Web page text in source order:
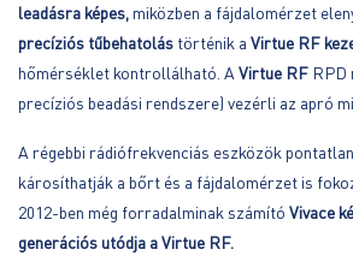
leadásra képes, miközben a fájdalomérzet
precíziós tűbehatolás történik a Virtue RF
hőmérséklet kontrollálható. A Virtue RF
precíziós beadási rendszere) vezérli az apró
A régebbi rádiófrekvenciás eszközök
károsíthatják a bőrt és a fájdalomérzet is
2012-ben még forradalminak számító Vivace
generációs utódja a Virtue RF.